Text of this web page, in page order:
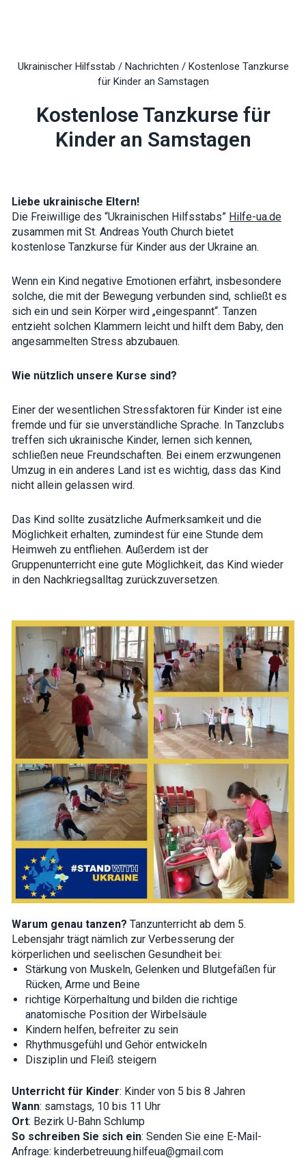
Ukrainischer Hilfsstab / Nachrichten / Kostenlose Tanzkurse
für Kinder an Samstagen
Kostenlose Tanzkurse für
Kinder an Samstagen
Liebe ukrainische Eltern!
Die Freiwillige des “Ukrainischen Hilfsstabs” Hilfe-ua.de
zusammen mitSt. Andreas Youth Church bietet
kostenloseTanzkurse für Kinder aus der Ukraine an.
Wenn ein Kind negative Emotionen erfährt, insbesondere
solche, die mit der Bewegung verbunden sind, schließt es
sich ein und sein Körper wird „eingespannt“. Tanzen
entzieht solchen Klammern leicht und hilft dem Baby, den
angesammelten Stress abzubauen.
Wie nützlich unsere Kurse sind?
Einer der wesentlichen Stressfaktoren für Kinder ist eine
fremde und für sie unverständliche Sprache. In Tanzclubs
treffen sich ukrainische Kinder, lernen sich kennen,
schließen neue Freundschaften. Bei einem erzwungenen
Umzug in ein anderes Land ist es wichtig, dass das Kind
nicht allein gelassen wird.
Das Kind sollte zusätzliche Aufmerksamkeit und die
Möglichkeit erhalten, zumindest für eine Stunde dem
Heimweh zu entfliehen. Außerdem ist der
Gruppenunterricht eine gute Möglichkeit, das Kind wieder
in den Nachkriegsalltag zurückzuversetzen.
Warum genau tanzen? Tanzunterricht ab dem 5.
Lebensjahr trägt nämlich zur Verbesserung der
körperlichen und seelischen Gesundheit bei:
Stärkung von Muskeln, Gelenken und Blutgefäßen für
Rücken, Arme und Beine
richtige Körperhaltung und bilden die richtige
anatomische Position der Wirbelsäule
Kindern helfen, befreiter zu sein
Rhythmusgefühl und Gehör entwickeln
Disziplin und Fleiß steigern
Unterricht für Kinder: Kinder von 5 bis 8 Jahren
Wann: samstags, 10 bis 11 Uhr
Ort: Bezirk U-Bahn Schlump
So schreiben Sie sich ein: Senden Sie eine E-Mail-
Anfrage: kinderbetreuung.hilfeua@gmail.com